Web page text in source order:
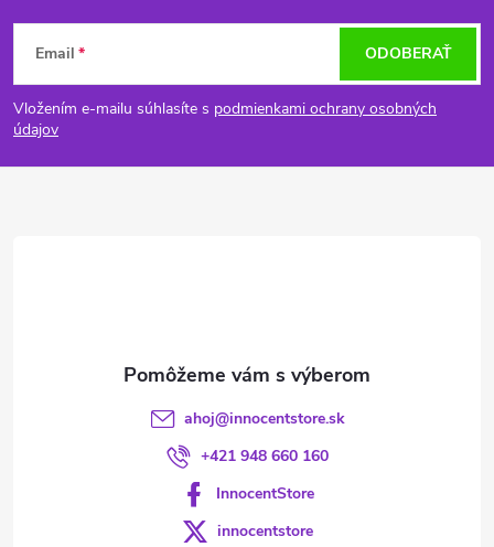
Z
á
p
Email
Vložením e-mailu súhlasíte s podmienkami ochrany osobných
údajov
ODOBERAŤ
ahoj@innocentstore.sk
+421 948 660 160
InnocentStore
innocentstore